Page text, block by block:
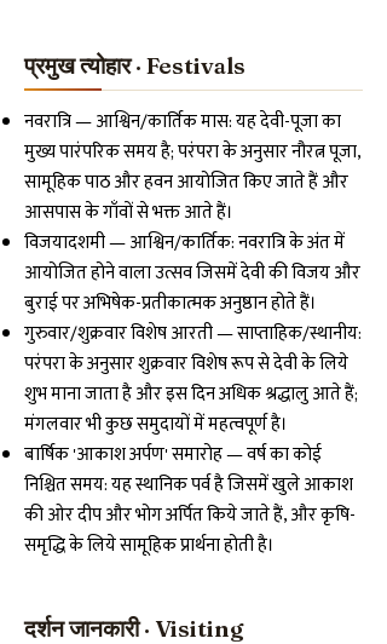
प्रमुख त्योहार · Festivals
नवरात्रि — आश्विन/कार्तिक मास: यह देवी-पूजा का
मुख्य पारंपरिक समय है; परंपरा के अनुसार नौरत्न पूजा,
सामूहिक पाठ और हवन आयोजित किए जाते हैं और
आसपास के गाँवों से भक्त आते हैं।
विजयादशमी — आश्विन/कार्तिक: नवरात्रि के अंत में
आयोजित होने वाला उत्सव जिसमें देवी की विजय और
बुराई पर अभिषेक-प्रतीकात्मक अनुष्ठान होते हैं।
गुरुवार/शुक्रवार विशेष आरती — साप्ताहिक/स्थानीय:
परंपरा के अनुसार शुक्रवार विशेष रूप से देवी के लिये
शुभ माना जाता है और इस दिन अधिक श्रद्धालु आते हैं;
मंगलवार भी कुछ समुदायों में महत्वपूर्ण है।
बार्षिक 'आकाश अर्पण' समारोह — वर्ष का कोई
निश्चित समय: यह स्थानिक पर्व है जिसमें खुले आकाश
की ओर दीप और भोग अर्पित किये जाते हैं, और कृषि-
समृद्धि के लिये सामूहिक प्रार्थना होती है।
दर्शन जानकारी · Visiting